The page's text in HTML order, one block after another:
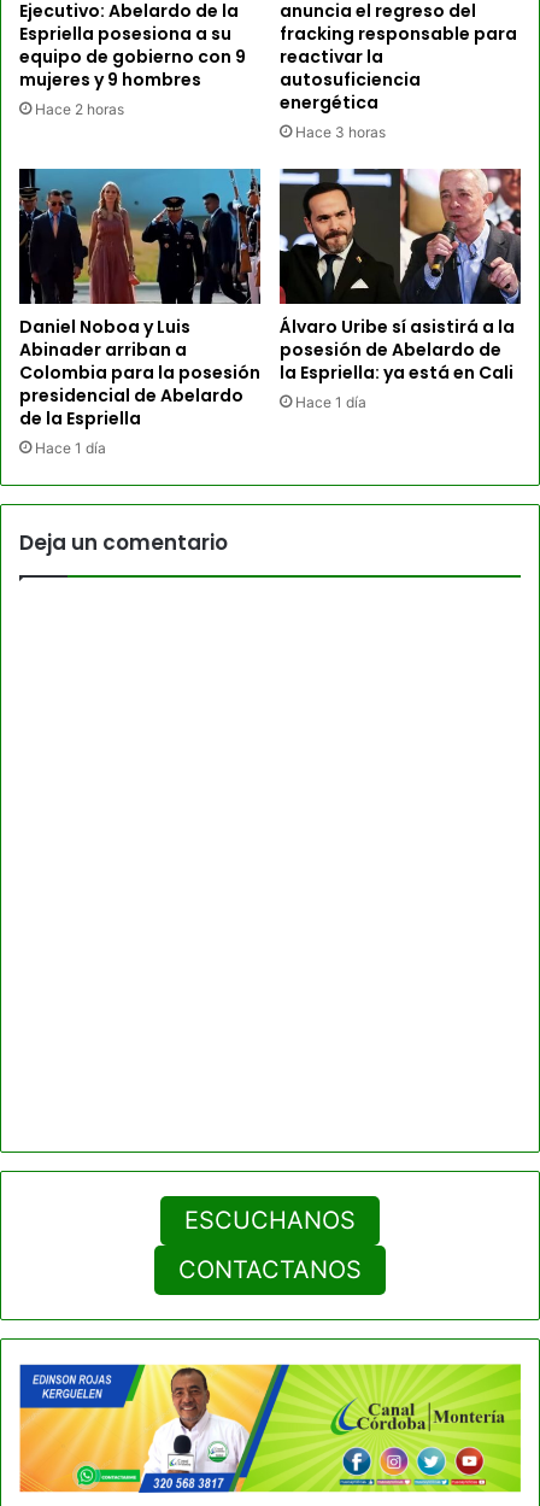
Ejecutivo: Abelardo de la
Espriella posesiona a su
equipo de gobierno con 9
mujeres y 9 hombres
Hace 2 horas
anuncia el regreso del
fracking responsable para
reactivar la
autosuficiencia
energética
Hace 3 horas
Daniel Noboa y Luis
Abinader arriban a
Colombia para la posesión
presidencial de Abelardo
de la Espriella
Hace 1 día
Álvaro Uribe sí asistirá a la
posesión de Abelardo de
la Espriella: ya está en Cali
Hace 1 día
Deja un comentario
ESCUCHANOS
CONTACTANOS